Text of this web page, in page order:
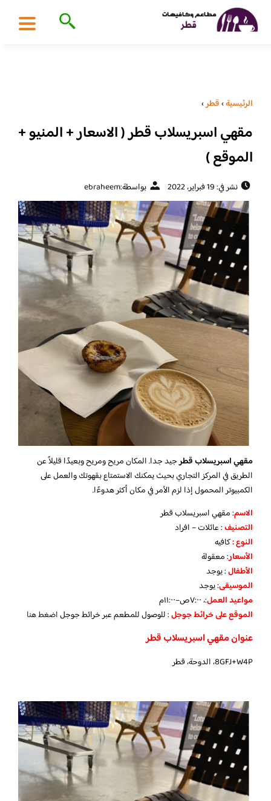
الرئيسية›قطر›
مقهي اسبريسلاب قطر ( الاسعار + المنيو +
الموقع )
نشر في: 19 فبراير، 2022 بواسطة:ebraheem
مقهي اسبريسلاب قطرجيد جدا. المكان مريح ومريح وبعيدًا قليلاً عن
الطريق في المركز التجاري بحيث يمكنك الاستمتاع بقهوتك والعمل على
الكمبيوتر المحمول إذا لزم الأمر في مكان أكثر هدوءًا.
الاسم: مقهي اسبريسلاب قطر
التصنيف: عائلات – افراد
النوع :كافيه
الأسعار:معقولة
الأطفال:يوجد
الموسيقى:يوجد
مواعيد العمل:، ٧:٠٠ص–١١:٠٠م
الموقع على خرائط جوجل: للوصول للمطعم عبر خرائط جوجلاضغط هنا
عنوان مقهي اسبريسلاب قطر
8GFJ+W4P، الدوحة، قطر